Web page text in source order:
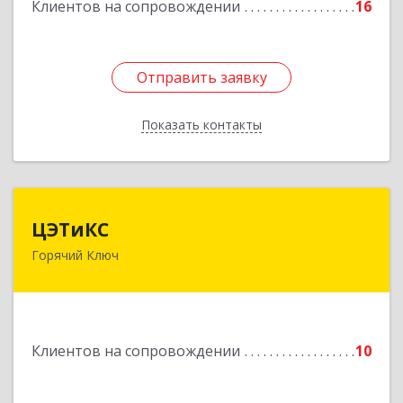
Клиентов на сопровождении 16
Отправить заявку
Показать контакты
Отправить заявку
Назад
ЦЭТиКС
Горячий Ключ
Клиентов на сопровождении 10
353290, Краснодарский край, Горячий Ключ г,